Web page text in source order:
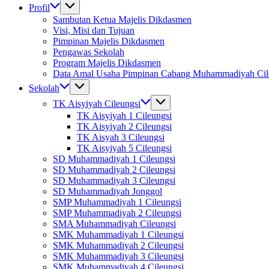
Profil
Sambutan Ketua Majelis Dikdasmen
Visi, Misi dan Tujuan
Pimpinan Majelis Dikdasmen
Pengawas Sekolah
Program Majelis Dikdasmen
Data Amal Usaha Pimpinan Cabang Muhammadiyah
Sekolah
TK Aisyiyah Cileungsi
TK Aisyiyah 1 Cileungsi
TK Aisyiyah 2 Cileungsi
TK Aisyah 3 Cileungsi
TK Aisyiyah 5 Cileungsi
SD Muhammadiyah 1 Cileungsi
SD Muhammadiyah 2 Cileungsi
SD Muhammadiyah 3 Cileungsi
SD Muhammadiyah Jonggol
SMP Muhammadiyah 1 Cileungsi
SMP Muhammadiyah 2 Cileungsi
SMA Muhammadiyah Cileungsi
SMK Muhammadiyah 1 Cileungsi
SMK Muhammadiyah 2 Cileungsi
SMK Muhammadiyah 3 Cileungsi
SMK Muhammadiyah 4 Cileungsi